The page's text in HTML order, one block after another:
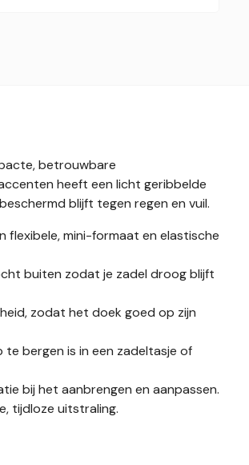
betrouwbare
heeft een licht geribbelde
blijft tegen regen en vuil.
flexibele, mini-formaat en elastische
buiten zodat je zadel droog blijft
zodat het doek goed op zijn
bergen is in een zadeltasje of
bij het aanbrengen en aanpassen.
tijdloze uitstraling.